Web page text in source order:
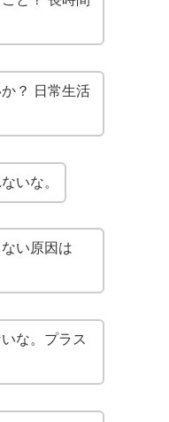
？ 日常生活
いな。
い原因は
な。プラス